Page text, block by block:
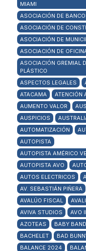
MIAMI
ASOCIACIÓN DE
ASOCIACIÓN DE
ASOCIACIÓN DE
ASOCIACIÓN DE
ASOCIACIÓN GREMIAL
PLÁSTICO
ASPECTOS LEGALES
ATACAMA
ATENCIÓN
AUMENTO VALOR
AUSPICIOS
AUTOMATIZACIÓN
AUTOPISTA
AUTOPISTA AMÉRICO
AUTOPISTA AVO
AUTOS ELECTRICOS
AV. SEBASTIÁN PIÑERA
AVALÚO FISCAL
AVIVA STUDIOS
AVO II
AZOTEAS
BABY
BACHELET
BAD
BALANCE 2024